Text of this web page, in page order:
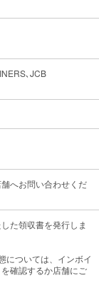
､JCB
へお問い合わせくだ
た領収書を発行しま
については、インボイ
確認するか店舗にご